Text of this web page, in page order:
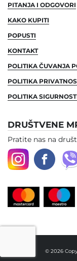
PITANJA I ODGOVORI
KAKO KUPITI
POPUSTI
KONTAKT
POLITIKA ČUVANJA
POLITIKA
POLITIKA
DRUŠTVENE
Pratite nas na
© 2026